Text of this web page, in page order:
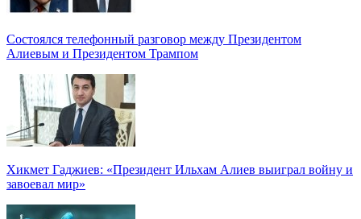
Состоялся телефонный разговор между Президентом
Алиевым и Президентом Трампом
Хикмет Гаджиев: «Президент Ильхам Алиев выиграл войну и
завоевал мир»